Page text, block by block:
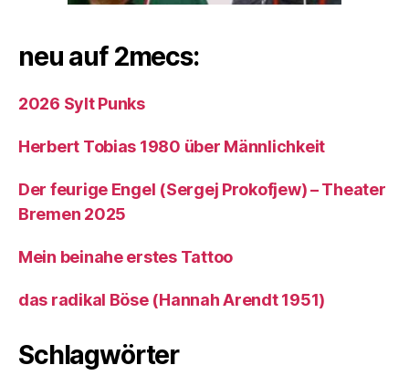
neu auf 2mecs:
2026 Sylt Punks
Herbert Tobias 1980 über Männlichkeit
Der feurige Engel (Sergej Prokofjew) – Theater
Bremen 2025
Mein beinahe erstes Tattoo
das radikal Böse (Hannah Arendt 1951)
Schlagwörter